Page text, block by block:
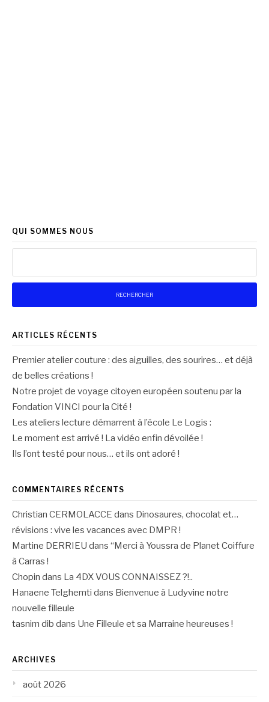
QUI SOMMES NOUS
ARTICLES RÉCENTS
Premier atelier couture : des aiguilles, des sourires… et déjà
de belles créations !
Notre projet de voyage citoyen européen soutenu par la
Fondation VINCI pour la Cité !
Les ateliers lecture démarrent à l’école Le Logis :
Le moment est arrivé ! La vidéo enfin dévoilée !
Ils l’ont testé pour nous… et ils ont adoré !
COMMENTAIRES RÉCENTS
Christian CERMOLACCE dans Dinosaures, chocolat et…
révisions : vive les vacances avec DMPR !
Martine DERRIEU dans “Merci à Youssra de Planet Coiffure
à Carras !
Chopin dans La 4DX VOUS CONNAISSEZ ?!..
Hanaene Telghemti dans Bienvenue à Ludyvine notre
nouvelle filleule
tasnim dib dans Une Filleule et sa Marraine heureuses !
ARCHIVES
août 2026